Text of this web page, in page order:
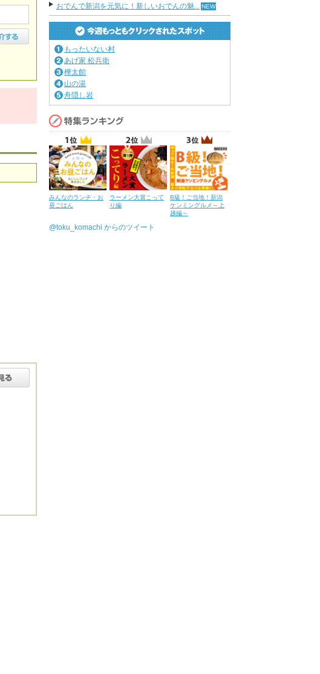
おでんで新潟を元気に！新しいおでんの魅...
もったいない村
あげ家 松兵衛
樺太館
山の湯
舟隠し岩
みんなのランチ・お
昼ごはん
ラーメン大賞こって
り編
B級！ご当地！新潟
ケンミングルメ～上
越編～
@toku_komachi からのツイート